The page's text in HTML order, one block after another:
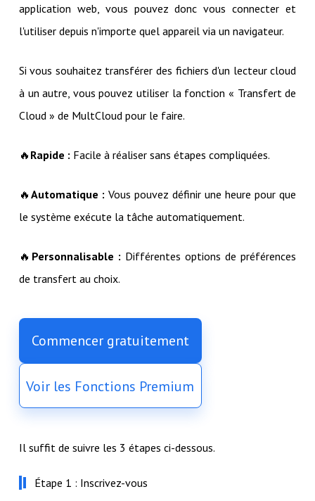
application web, vous pouvez donc vous connecter et
l'utiliser depuis n'importe quel appareil via un navigateur.
Si vous souhaitez transférer des fichiers d'un lecteur cloud
à un autre, vous pouvez utiliser la fonction « Transfert de
Cloud » de MultCloud pour le faire.
🔥 Rapide : Facile à réaliser sans étapes compliquées.
🔥 Automatique : Vous pouvez définir une heure pour que
le système exécute la tâche automatiquement.
🔥 Personnalisable : Différentes options de préférences
de transfert au choix.
Commencer gratuitement
Voir les Fonctions Premium
Il suffit de suivre les 3 étapes ci-dessous.
Étape 1 : Inscrivez-vous